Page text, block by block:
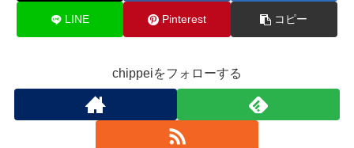
LINE Pinterest コピー
chippeiをフォローする